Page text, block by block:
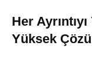
Her
Yüksek